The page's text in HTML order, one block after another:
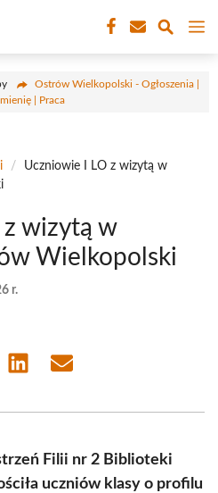
Ostrów Wielkopolski - Ogłoszenia |
| Praca
/
Uczniowie I LO z wizytą w
wizytą w
Wielkopolski
r.
Share Share
Filii nr 2 Biblioteki
uczniów klasy o profilu